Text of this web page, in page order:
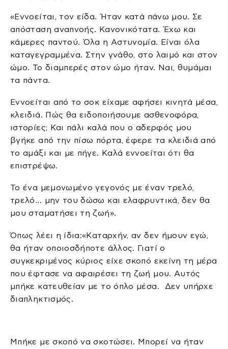
«Εννοείται, τον είδα. Ήταν κατά πάνω μου. Σε
απόσταση αναπνοής. Κανονικότατα. Έχω και
κάμερες παντού. Όλα η Αστυνομία. Είναι όλα
καταγεγραμμένα. Στην γνάθο, στο λαιμό και στον
ώμο. Το διαμπερές στον ώμο ήταν. Ναι, θυμάμαι
τα πάντα.
Εννοείται από το σοκ είχαμε αφήσει κινητά μέσα,
κλειδιά. Πώς θα ειδοποιήσουμε ασθενοφόρα,
ιστορίες; Και πάλι καλά που ο αδερφός μου
βγήκε από την πίσω πόρτα, έφερε τα κλειδιά από
το αμάξι και με πήγε. Καλά εννοείται ότι θα
επιστρέψω.
Το ένα μεμονωμένο γεγονός με έναν τρελό,
τρελό… μην του δώσω και ελαφρυντικά, δεν θα
μου σταματήσει τη ζωή».
Όπως λέει η ίδια:«Καταρχήν, αν δεν ήμουν εγώ,
θα ήταν οποιοσδήποτε άλλος. Γιατί ο
συγκεκριμένος κύριος είχε σκοπό εκείνη τη μέρα
που έφτασε να αφαιρέσει τη ζωή μου. Αυτός
μπήκε κατευθείαν με το όπλο μέσα. Δεν υπήρχε
διαπληκτισμός.
Μπήκε με σκοπό να σκοτώσει. Μπορεί να ήταν